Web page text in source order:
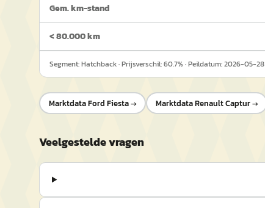
Gem. km-stand
< 80.000 km
Segment:Hatchback· Prijsverschil:60.7% · Peildatum:2026-05-28
MarktdataFord Fiesta→ MarktdataRenault Captur→
Veelgestelde vragen